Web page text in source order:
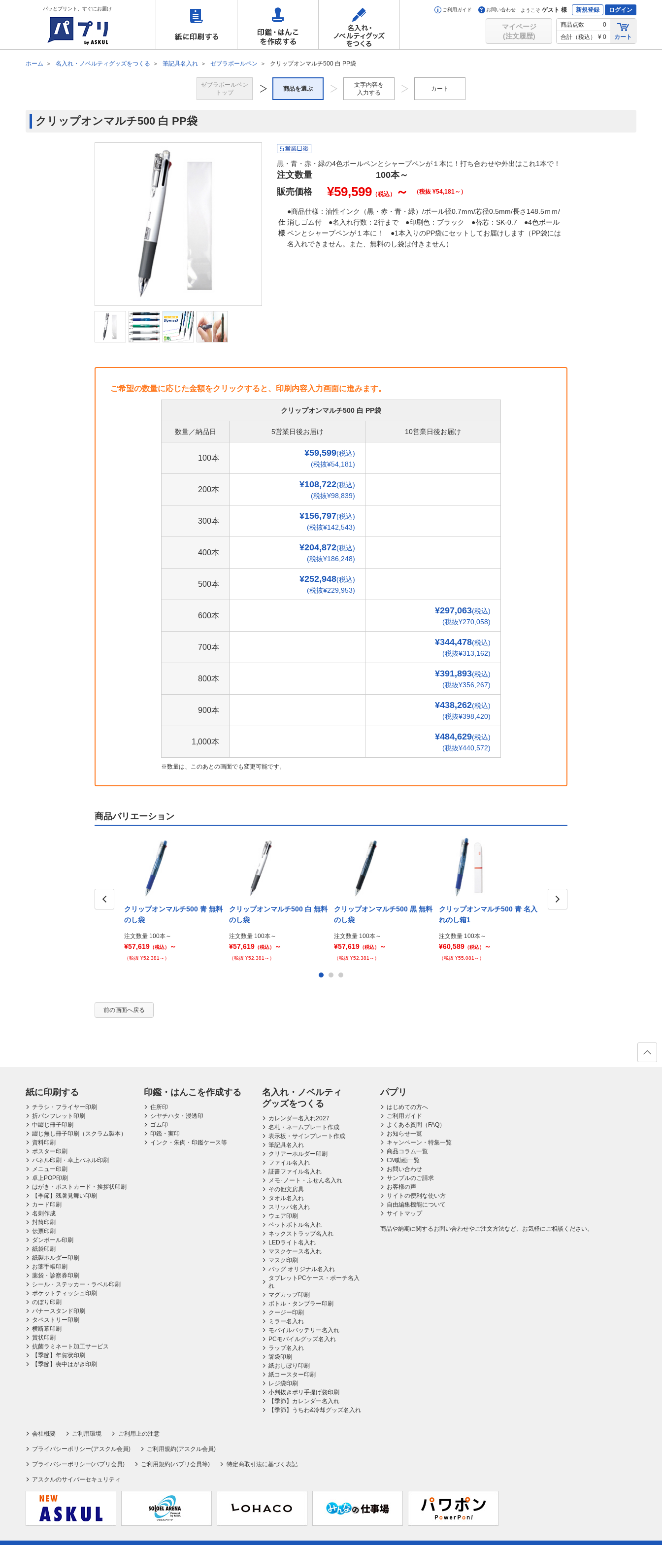
パッとプリント、すぐにお届け ご利用ガイド お問い合わせ ようこそ ゲスト 様 新規登録 ログイン
マイページ
(注文履歴)
商品点数
0
合計（税込）
¥ 0 カート
ホーム 名入れ・ノベルティグッズをつくる 筆記具名入れ ゼブラボールペン クリップオンマルチ500 白 PP袋
ゼブラボールペン
トップ
商品を選ぶ
文字内容を
入力する
カート
クリップオンマルチ500 白 PP袋
黒・青・赤・緑の4色ボールペンとシャープペンが１本に！打ち合わせや外出はこれ1本で！
注文数量 100本～
販売価格
¥59,599 （税込） ～ （税抜 ¥54,181～）
仕
様
●商品仕様：油性インク（黒・赤・青・緑）/ボール径0.7mm/芯径0.5mm/長さ148.5ｍｍ/
消しゴム付 ●名入れ行数：2行まで ●印刷色：ブラック ●替芯：SK-0.7 ●4色ボール
ペンとシャープペンが１本に！ ●1本入りのPP袋にセットしてお届けします（PP袋には
名入れできません。また、無料のし袋は付きません）
ご希望の数量に応じた金額をクリックすると、印刷内容入力画面に進みます。
クリップオンマルチ500 白 PP袋
数量／納品日 5営業日後お届け 10営業日後お届け
100本
¥59,599(税込)
(税抜¥54,181)
200本
¥108,722(税込)
(税抜¥98,839)
300本
¥156,797(税込)
(税抜¥142,543)
400本
¥204,872(税込)
(税抜¥186,248)
500本
¥252,948(税込)
(税抜¥229,953)
600本
¥297,063(税込)
(税抜¥270,058)
700本
¥344,478(税込)
(税抜¥313,162)
800本
¥391,893(税込)
(税抜¥356,267)
900本
¥438,262(税込)
(税抜¥398,420)
1,000本
¥484,629(税込)
(税抜¥440,572)
数量は、このあとの画面でも変更可能です。
商品バリエーション
クリップオンマルチ500 黒 PP
クリップオンマルチ500 青 無料
のし袋
注文数量 100本～
¥57,619 （税込） ～
（税抜 ¥52,381～）
クリップオンマルチ500 白 無料
のし袋
注文数量 100本～
¥57,619 （税込） ～
（税抜 ¥52,381～）
クリップオンマルチ500 黒 無料
のし袋
注文数量 100本～
¥57,619 （税込） ～
（税抜 ¥52,381～）
クリップオンマルチ500 青 名入
れのし箱1
注文数量 100本～
¥60,589 （税込） ～
（税抜 ¥55,081～）
クリップオンマルチ500 白 名入
前の画面へ戻る
紙に印刷する
チラシ・フライヤー印刷
折パンフレット印刷
中綴じ冊子印刷
綴じ無し冊子印刷（スクラム製本）
資料印刷
ポスター印刷
パネル印刷・卓上パネル印刷
メニュー印刷
卓上POP印刷
はがき・ポストカード・挨拶状印刷
【季節】残暑見舞い印刷
カード印刷
名刺作成
封筒印刷
伝票印刷
ダンボール印刷
紙袋印刷
紙製ホルダー印刷
お薬手帳印刷
薬袋・診察券印刷
シール・ステッカー・ラベル印刷
ポケットティッシュ印刷
のぼり印刷
バナースタンド印刷
タペストリー印刷
横断幕印刷
賞状印刷
抗菌ラミネート加工サービス
【季節】年賀状印刷
【季節】喪中はがき印刷
印鑑・はんこを作成する
住所印
シヤチハタ・浸透印
ゴム印
印鑑・実印
インク・朱肉・印鑑ケース等
名入れ・ノベルティ
グッズをつくる
カレンダー名入れ2027
名札・ネームプレート作成
表示板・サインプレート作成
筆記具名入れ
クリアーホルダー印刷
ファイル名入れ
証書ファイル名入れ
メモ･ノート・ふせん名入れ
その他文房具
タオル名入れ
スリッパ名入れ
ウェア印刷
ペットボトル名入れ
ネックストラップ名入れ
LEDライト名入れ
マスクケース名入れ
マスク印刷
バッグ オリジナル名入れ
タブレットPCケース・ポーチ名入
れ
マグカップ印刷
ボトル・タンブラー印刷
クージー印刷
ミラー名入れ
モバイルバッテリー名入れ
PCモバイルグッズ名入れ
ラップ名入れ
箸袋印刷
紙おしぼり印刷
紙コースター印刷
レジ袋印刷
小判抜きポリ手提げ袋印刷
【季節】カレンダー名入れ
【季節】うちわ&冷却グッズ名入れ
パプリ
はじめての方へ
ご利用ガイド
よくある質問（FAQ）
お知らせ一覧
キャンペーン・特集一覧
商品コラム一覧
CM動画一覧
お問い合わせ
サンプルのご請求
お客様の声
サイトの便利な使い方
自由編集機能について
サイトマップ
商品や納期に関するお問い合わせやご注文方法など、お気軽にご相談ください。
会社概要 ご利用環境 ご利用上の注意
プライバシーポリシー(アスクル会員) ご利用規約(アスクル会員)
プライバシーポリシー(パプリ会員) ご利用規約(パプリ会員等) 特定商取引法に基づく表記
アスクルのサイバーセキュリティ